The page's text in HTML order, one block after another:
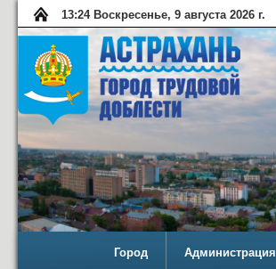
13:24 Воскресенье, 9 августа 2026 г.
Город Администрация